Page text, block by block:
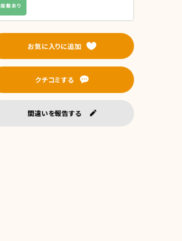
座敷あり
お気に入りに追加
クチコミする
間違いを報告する